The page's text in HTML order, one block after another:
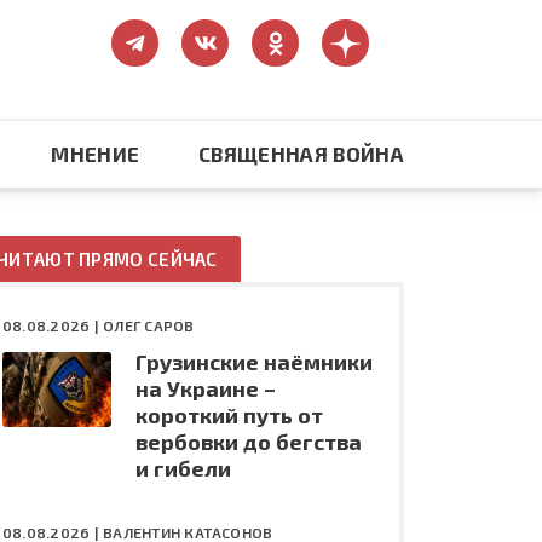
Конфликт на Украине
МНЕНИЕ СВЯЩЕННАЯ ВОЙНА
ПРЯМО СЕЙЧАС
08.08.2026 | ОЛЕГ САРОВ
Грузинские наёмники
на Украине –
короткий путь от
вербовки до бегства
и гибели
08.08.2026 | ВАЛЕНТИН КАТАСОНОВ